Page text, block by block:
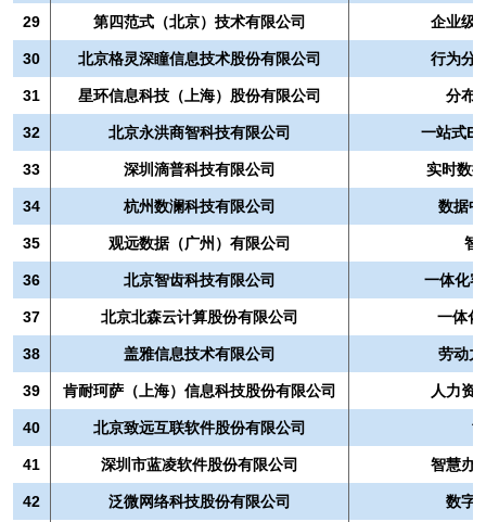
29 第四范式（北京）技术有限公司 企业级
30 北京格灵深瞳信息技术股份有限公司 行为分
31 星环信息科技（上海）股份有限公司 分布
32 北京永洪商智科技有限公司 一站式
33 深圳滴普科技有限公司 实时数
34 杭州数澜科技有限公司 数据
35 观远数据（广州）有限公司 智
36 北京智齿科技有限公司 一体化
37 北京北森云计算股份有限公司 一体
38 盖雅信息技术有限公司 劳动
39 肯耐珂萨（上海）信息科技股份有限公司 人力资
40 北京致远互联软件股份有限公司
41 深圳市蓝凌软件股份有限公司 智慧办
42 泛微网络科技股份有限公司 数字